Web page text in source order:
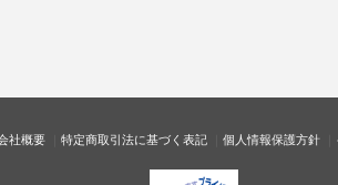
社概要 特定商取引法に基づく表記 個人情報保護方針